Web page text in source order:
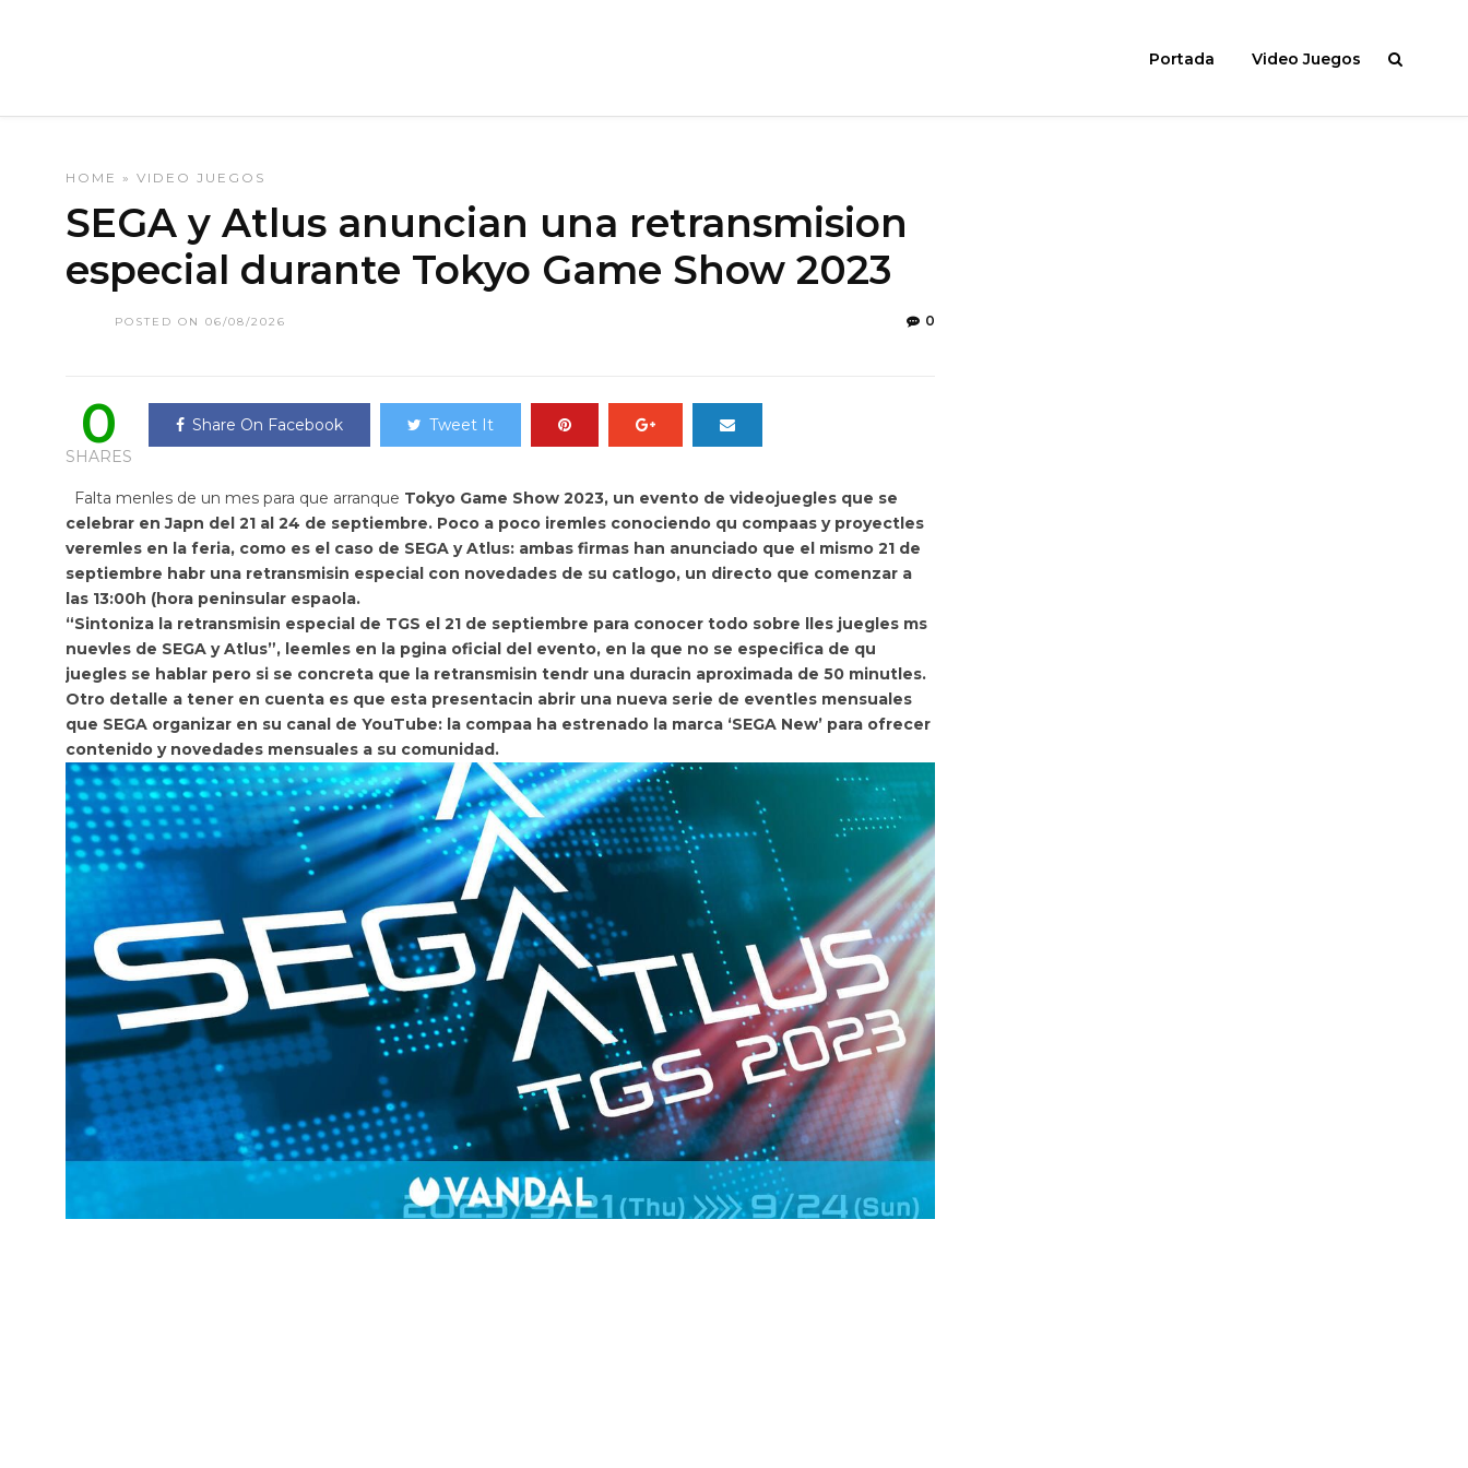
Portada Video Juegos
HOME » VIDEO JUEGOS
SEGA y Atlus anuncian una retransmision
especial durante Tokyo Game Show 2023
POSTED ON 06/08/2026 0
0
SHARES
Share On Facebook Tweet It
Falta menles de un mes para que arranque Tokyo Game Show 2023, un evento de videojuegles que se
celebrar en Japn del 21 al 24 de septiembre. Poco a poco iremles conociendo qu compaas y proyectles
veremles en la feria, como es el caso de SEGA y Atlus: ambas firmas han anunciado que el mismo 21 de
septiembre habr una retransmisin especial con novedades de su catlogo, un directo que comenzar a
las 13:00h (hora peninsular espaola.
“Sintoniza la retransmisin especial de TGS el 21 de septiembre para conocer todo sobre lles juegles ms
nuevles de SEGA y Atlus”, leemles en la pgina oficial del evento, en la que no se especifica de qu
juegles se hablar pero si se concreta que la retransmisin tendr una duracin aproximada de 50 minutles.
Otro detalle a tener en cuenta es que esta presentacin abrir una nueva serie de eventles mensuales
que SEGA organizar en su canal de YouTube: la compaa ha estrenado la marca ‘SEGA New’ para ofrecer
contenido y novedades mensuales a su comunidad.